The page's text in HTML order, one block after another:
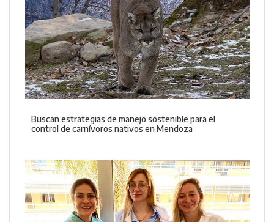
Buscan estrategias de manejo sostenible para el
control de carnívoros nativos en Mendoza